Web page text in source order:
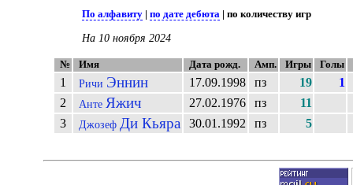
По алфавиту |по дате дебюта | по количеству игр
На 10 ноября 2024
№ Имя Дата рожд. Амп. Игры Голы
1 Ричи Эннин 17.09.1998 пз 19
1
2
Анте Яжич 27.02.1976 пз
11
3
Джозеф Ди Кьяра 30.01.1992 пз 5